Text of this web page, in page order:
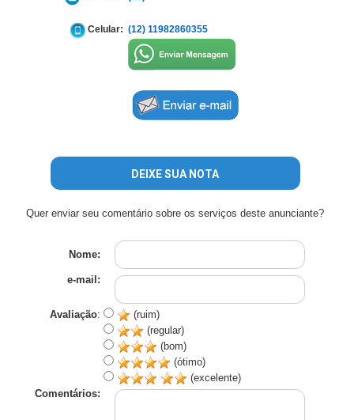
Celular: (12) 11982860355
DEIXE SUA NOTA
Quer enviar seu comentário sobre os serviços deste anunciante?
Nome:
e-mail:
Avaliação:
(ruim)
(regular)
(bom)
(ótimo)
(excelente)
Comentários: